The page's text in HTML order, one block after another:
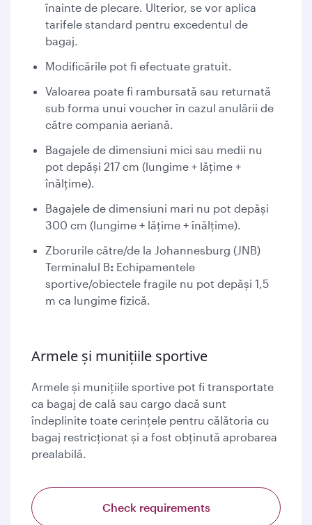
înainte de plecare. Ulterior, se vor aplica
tarifele standard pentru excedentul de
bagaj.
Modificările pot fi efectuate gratuit.
Valoarea poate fi rambursată sau returnată
sub forma unui voucher în cazul anulării de
către compania aeriană.
Bagajele de dimensiuni mici sau medii nu
pot depăși 217 cm (lungime + lățime +
înălțime).
Bagajele de dimensiuni mari nu pot depăși
300 cm (lungime + lățime + înălțime).
Zborurile către/de la Johannesburg (JNB)
Terminalul B: Echipamentele
sportive/obiectele fragile nu pot depăși 1,5
m ca lungime fizică.
Armele și munițiile sportive
Armele și munițiile sportive pot fi transportate
ca bagaj de cală sau cargo dacă sunt
îndeplinite toate cerințele pentru călătoria cu
bagaj restricționat și a fost obținută aprobarea
prealabilă.
Check requirements